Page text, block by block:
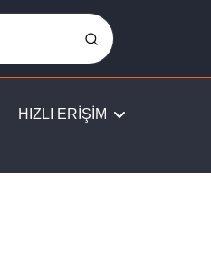
HIZLI ERİŞİM